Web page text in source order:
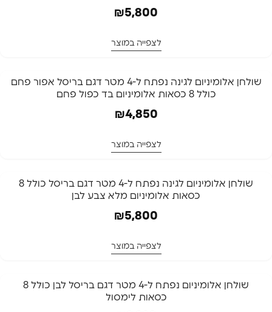
₪5,800
לצפייה במוצר
שולחן אלומיניום לגינה נפתח ל-4 מטר דגם בריסל אפור פחם
כולל 8 כסאות אלומיניום בד כפול פחם
₪4,850
לצפייה במוצר
שולחן אלומיניום לגינה נפתח ל-4 מטר דגם בריסל כולל 8
כסאות אלומיניום מלא צבע לבן
₪5,800
לצפייה במוצר
שולחן אלומיניום נפתח ל-4 מטר דגם בריסל לבן כולל 8
כסאות לימסול